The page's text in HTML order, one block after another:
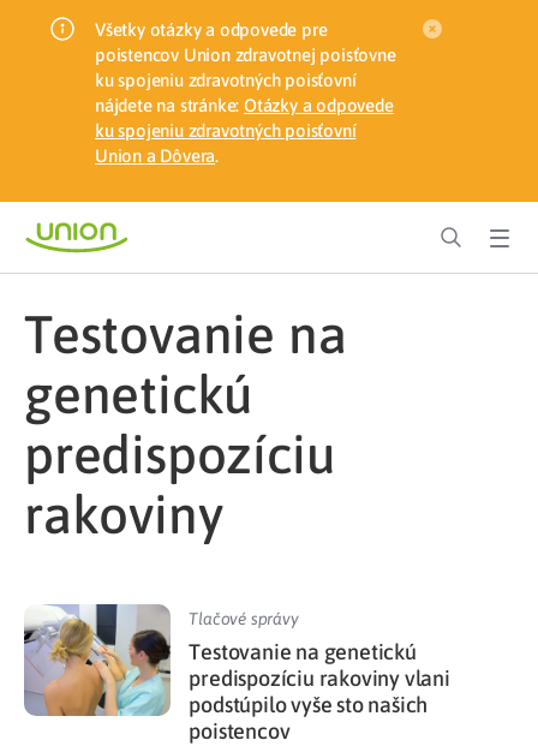
Všetky otázky a odpovede pre
poistencov Union zdravotnej poisťovne
ku spojeniu zdravotných poisťovní
nájdete na stránke: Otázky a odpovede
ku spojeniu zdravotných poisťovní
Union a Dôvera.
testovanie na
genetickú
predispozíciu
rakoviny
Tlačové správy
Testovanie na genetickú
predispozíciu rakoviny vlani
podstúpilo vyše sto našich
poistencov